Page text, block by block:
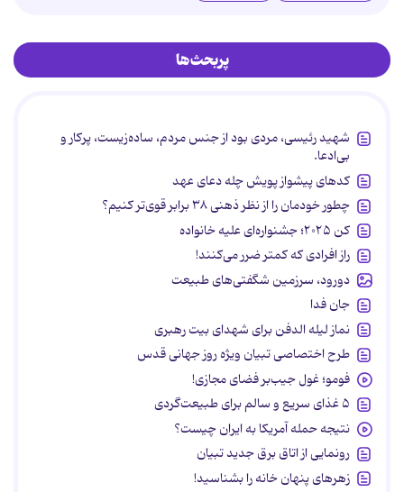
پربحث‌ها
شهید رئیسی، مردی بود از جنس مردم، ساده‌زیست، پرکار و
بی‌ادعا.
کدهای پیشواز پویش چله دعای عهد
چطور خودمان را از نظر ذهنی ۳۸ برابر قوی‌تر کنیم؟
کن ۲۰۲۵؛ جشنواره‌ای علیه خانواده
راز افرادی که کمتر ضرر می‌کنند!
دورود، سرزمین شگفتی‌های طبیعت
جان فدا
نماز لیله الدفن برای شهدای بیت رهبری
طرح اختصاصی تبیان ویژه روز جهانی قدس
فومو؛ غول جیب‌بر فضای مجازی!
۵ غذای سریع و سالم برای طبیعت‌گردی
نتیجه حمله آمریکا به ایران چیست؟
رونمایی از اتاق برق جدید تبیان
زهرهای پنهان خانه را بشناسید!